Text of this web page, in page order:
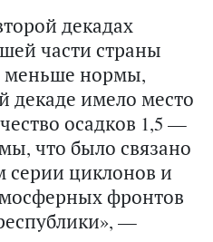
декадах
части страны
меньше нормы,
декаде имело место
осадков 1,5 —
что было связано
серии циклонов и
фронтов
—